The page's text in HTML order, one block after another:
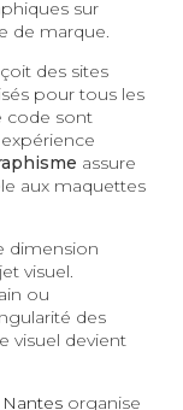
sur
de marque.
des sites
pour tous les
code sont
assure
aux maquettes
dimension
visuel.
ou
des
visuel devient
organise